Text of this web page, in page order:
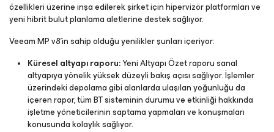
özellikleri üzerine inşa edilerek şirket için hipervizör platformları ve
yeni hibrit bulut planlama aletlerine destek sağlıyor.
Veeam MP v8’in sahip olduğu yenilikler şunları içeriyor:
Küresel altyapı raporu:Yeni Altyapı Özet raporu sanal
altyapıya yönelik yüksek düzeyli bakış açısı sağlıyor. İşlemler
üzerindeki depolama gibi alanlarda ulaşılan yoğunluğu da
içeren rapor, tüm BT sisteminin durumu ve etkinliği hakkında
işletme yöneticilerinin saptama yapmaları ve konuşmaları
konusunda kolaylık sağlıyor.